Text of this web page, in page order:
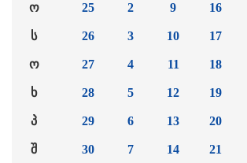
ო
ს
ო
ხ
პ
შ
25
26
27
28
29
30
2
3
4
5
6
7
9
10
11
12
13
14
16
17
18
19
20
21